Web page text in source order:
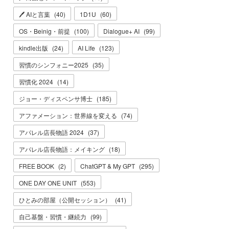
🖊 AIと言葉 (40) 1D1U (60)
OS・Beinig・前提 (100) Dialogue+ AI (99)
kindle出版 (24) AI Life (123)
習慣のシンフォニー2025 (35)
習慣化 2024 (14)
ジョー・ディスペンサ博士 (185)
アファメーション：世界線を変える (74)
アパレル店長物語 2024 (37)
アパレル店長物語：メイキング (18)
FREE BOOK (2) ChatGPT & My GPT (295)
ONE DAY ONE UNIT (553)
ひとみの部屋（公開セッション）
(41)
自己基盤・習慣・継続力 (99)